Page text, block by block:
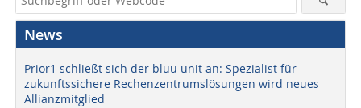
News
Prior1 schließt sich der bluu unit an: Spezialist für
zukunftssichere Rechenzentrumslösungen wird neues
Allianzmitglied